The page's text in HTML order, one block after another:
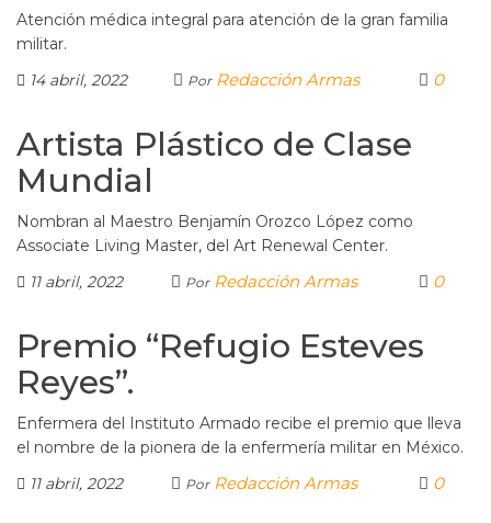
Atención médica integral para atención de la gran familia
militar.
14 abril, 2022
Por Redacción Armas 0
Artista Plástico de Clase
Mundial
Nombran al Maestro Benjamín Orozco López como
Associate Living Master, del Art Renewal Center.
11 abril, 2022
Por Redacción Armas 0
Premio “Refugio Esteves
Reyes”.
Enfermera del Instituto Armado recibe el premio que lleva
el nombre de la pionera de la enfermería militar en México.
11 abril, 2022
Por Redacción Armas 0